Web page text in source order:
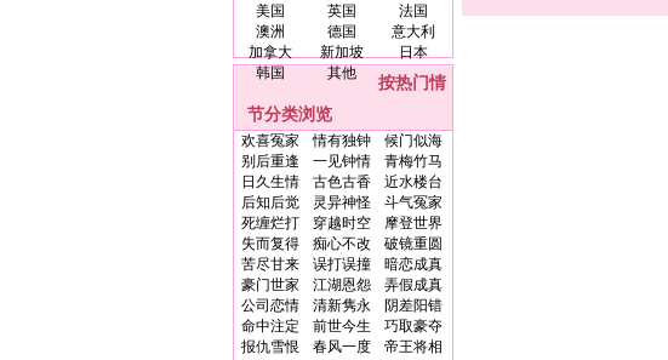
美国
英国
法国
澳洲
德国
意大利
加拿大
新加坡
日本
韩国
其他
按热门情
节分类浏览
欢喜冤家 情有独钟
候门似海
别后重逢
一见钟情
青梅竹马
日久生情
古色古香
近水楼台
后知后觉
灵异神怪
斗气冤家
死缠烂打
穿越时空
摩登世界
失而复得
痴心不改
破镜重圆
苦尽甘来
误打误撞
暗恋成真
豪门世家
江湖恩怨
弄假成真
公司恋情
清新隽永
阴差阳错
命中注定
前世今生
巧取豪夺
报仇雪恨
春风一度
帝王将相